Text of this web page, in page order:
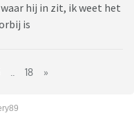
hij in zit, ik weet het
is
18 »